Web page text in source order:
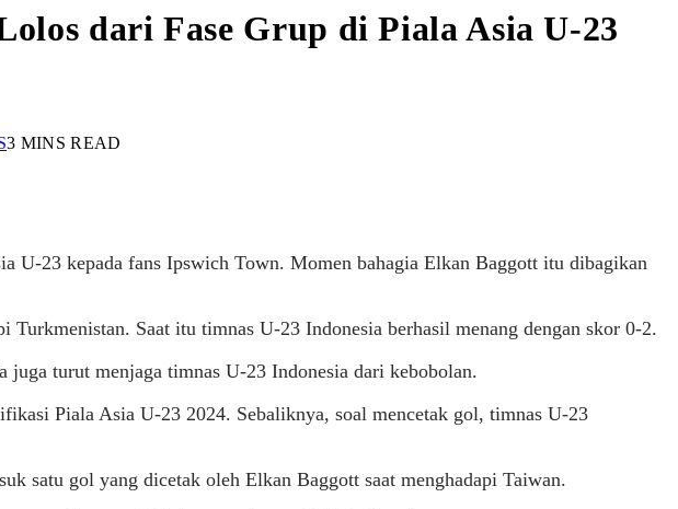
dari Fase Grup di Piala Asia U-23
3 MINS READ
U-23 kepada fans Ipswich Town. Momen bahagia Elkan Baggott itu dibagikan
Turkmenistan. Saat itu timnas U-23 Indonesia berhasil menang dengan skor 0-2.
turut menjaga timnas U-23 Indonesia dari kebobolan.
Piala Asia U-23 2024. Sebaliknya, soal mencetak gol, timnas U-23
satu gol yang dicetak oleh Elkan Baggott saat menghadapi Taiwan.